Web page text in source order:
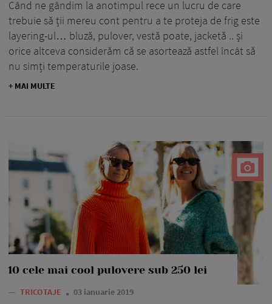
Când ne gândim la anotimpul rece un lucru de care
trebuie să ții mereu cont pentru a te proteja de frig este
layering-ul… bluză, pulover, vestă poate, jacketă .. și
orice altceva considerăm că se asortează astfel încât să
nu simți temperaturile joase.
+ MAI MULTE
10 cele mai cool pulovere sub 250 lei
— TRICOTAJE 03 ianuarie 2019